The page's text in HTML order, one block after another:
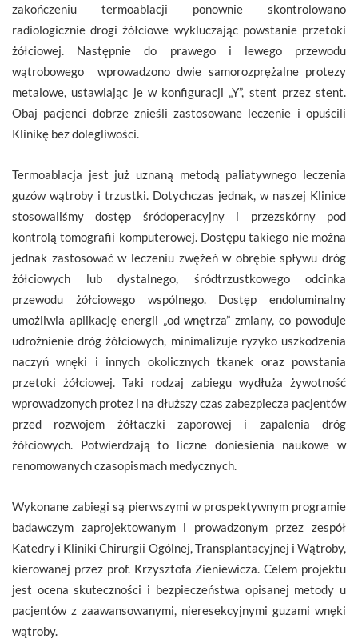
zakończeniu termoablacji ponownie skontrolowano
radiologicznie drogi żółciowe wykluczając powstanie przetoki
żółciowej. Następnie do prawego i lewego przewodu
wątrobowego wprowadzono dwie samorozprężalne protezy
metalowe, ustawiając je w konfiguracji „Y”, stent przez stent.
Obaj pacjenci dobrze znieśli zastosowane leczenie i opuścili
Klinikę bez dolegliwości.
Termoablacja jest już uznaną metodą paliatywnego leczenia
guzów wątroby i trzustki. Dotychczas jednak, w naszej Klinice
stosowaliśmy dostęp śródoperacyjny i przezskórny pod
kontrolą tomografii komputerowej. Dostępu takiego nie można
jednak zastosować w leczeniu zwężeń w obrębie spływu dróg
żółciowych lub dystalnego, śródtrzustkowego odcinka
przewodu żółciowego wspólnego. Dostęp endoluminalny
umożliwia aplikację energii „od wnętrza” zmiany, co powoduje
udrożnienie dróg żółciowych, minimalizuje ryzyko uszkodzenia
naczyń wnęki i innych okolicznych tkanek oraz powstania
przetoki żółciowej. Taki rodzaj zabiegu wydłuża żywotność
wprowadzonych protez i na dłuższy czas zabezpiecza pacjentów
przed rozwojem żółtaczki zaporowej i zapalenia dróg
żółciowych. Potwierdzają to liczne doniesienia naukowe w
renomowanych czasopismach medycznych.
Wykonane zabiegi są pierwszymi w prospektywnym programie
badawczym zaprojektowanym i prowadzonym przez zespół
Katedry i Kliniki Chirurgii Ogólnej, Transplantacyjnej i Wątroby,
kierowanej przez prof. Krzysztofa Zieniewicza. Celem projektu
jest ocena skuteczności i bezpieczeństwa opisanej metody u
pacjentów z zaawansowanymi, nieresekcyjnymi guzami wnęki
wątroby.